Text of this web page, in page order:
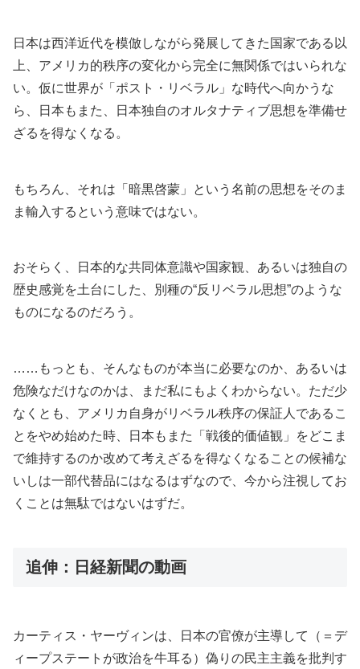
日本は西洋近代を模倣しながら発展してきた国家である以
上、アメリカ的秩序の変化から完全に無関係ではいられな
い。仮に世界が「ポスト・リベラル」な時代へ向かうな
ら、日本もまた、日本独自のオルタナティブ思想を準備せ
ざるを得なくなる。
もちろん、それは「暗黒啓蒙」という名前の思想をそのま
ま輸入するという意味ではない。
おそらく、日本的な共同体意識や国家観、あるいは独自の
歴史感覚を土台にした、別種の“反リベラル思想”のような
ものになるのだろう。
……もっとも、そんなものが本当に必要なのか、あるいは
危険なだけなのかは、まだ私にもよくわからない。ただ少
なくとも、アメリカ自身がリベラル秩序の保証人であるこ
とをやめ始めた時、日本もまた「戦後的価値観」をどこま
で維持するのか改めて考えざるを得なくなることの候補な
いしは一部代替品にはなるはずなので、今から注視してお
くことは無駄ではないはずだ。
追伸：日経新聞の動画
カーティス・ヤーヴィンは、日本の官僚が主導して（＝デ
ィープステートが政治を牛耳る）偽りの民主主義を批判す